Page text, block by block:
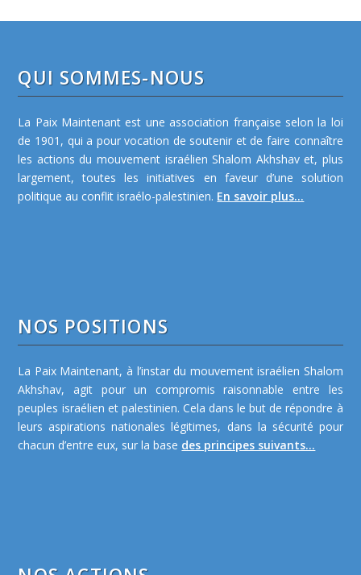
QUI SOMMES-NOUS
La Paix Maintenant est une association française selon la loi
de 1901, qui a pour vocation de soutenir et de faire connaître
les actions du mouvement israélien Shalom Akhshav et, plus
largement, toutes les initiatives en faveur d’une solution
politique au conflit israélo-palestinien. En savoir plus...
NOS POSITIONS
La Paix Maintenant, à l’instar du mouvement israélien Shalom
Akhshav, agit pour un compromis raisonnable entre les
peuples israélien et palestinien. Cela dans le but de répondre à
leurs aspirations nationales légitimes, dans la sécurité pour
chacun d’entre eux, sur la base des principes suivants...